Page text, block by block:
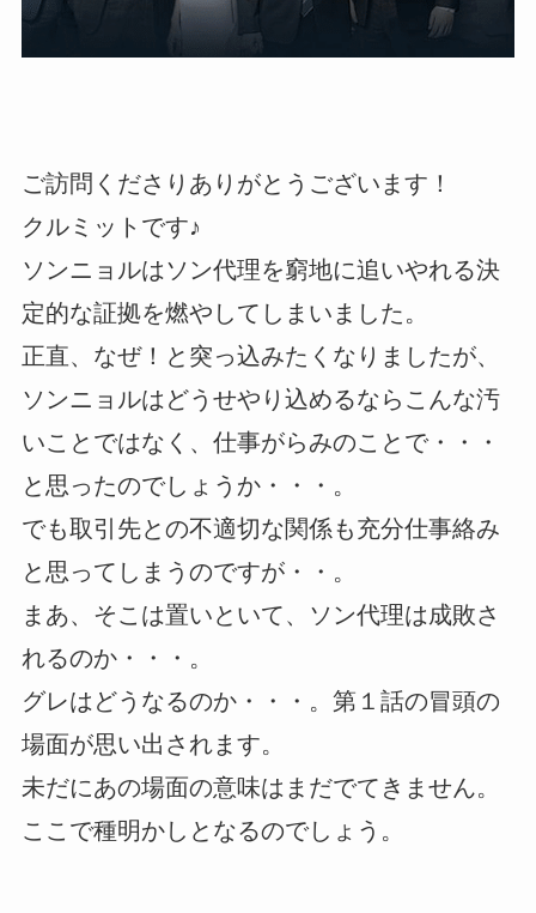
ご訪問くださりありがとうございます！
クルミットです♪
ソンニョルはソン代理を窮地に追いやれる決
定的な証拠を燃やしてしまいました。
正直、なぜ！と突っ込みたくなりましたが、
ソンニョルはどうせやり込めるならこんな汚
いことではなく、仕事がらみのことで・・・
と思ったのでしょうか・・・。
でも取引先との不適切な関係も充分仕事絡み
と思ってしまうのですが・・。
まあ、そこは置いといて、ソン代理は成敗さ
れるのか・・・。
グレはどうなるのか・・・。第１話の冒頭の
場面が思い出されます。
未だにあの場面の意味はまだでてきません。
ここで種明かしとなるのでしょう。